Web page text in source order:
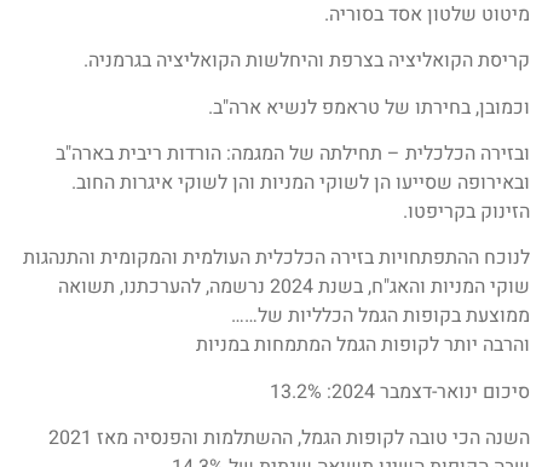
מיטוט שלטון אסד בסוריה.
קריסת הקואליציה בצרפת והיחלשות הקואליציה בגרמניה.
וכמובן, בחירתו של טראמפ לנשיא ארה"ב.
ובזירה הכלכלית – תחילתה של המגמה: הורדות ריבית בארה"ב
ובאירופה שסייעו הן לשוקי המניות והן לשוקי איגרות החוב.
הזינוק בקריפטו.
לנוכח ההתפתחויות בזירה הכלכלית העולמית והמקומית והתנהגות
שוקי המניות והאג"ח, בשנת 2024 נרשמה, להערכתנו, תשואה
ממוצעת בקופות הגמל הכלליות של……
והרבה יותר לקופות הגמל המתמחות במניות
סיכום ינואר-דצמבר 2024: 13.2%
השנה הכי טובה לקופות הגמל, ההשתלמות והפנסיה מאז 2021